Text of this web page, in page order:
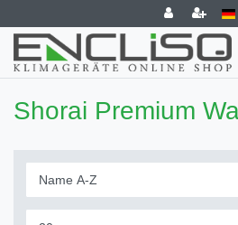
Shorai Premium